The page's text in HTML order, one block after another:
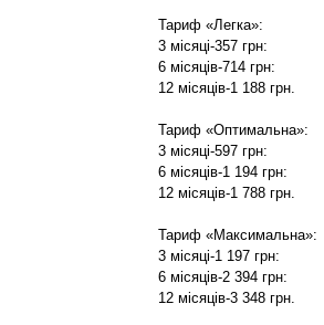
Тариф «Легка»:
3 місяці-357 грн:
6 місяців-714 грн:
12 місяців-1 188 грн.
Тариф «Оптимальна»:
3 місяці-597 грн:
6 місяців-1 194 грн:
12 місяців-1 788 грн.
Тариф «Максимальна»:
3 місяці-1 197 грн:
6 місяців-2 394 грн:
12 місяців-3 348 грн.